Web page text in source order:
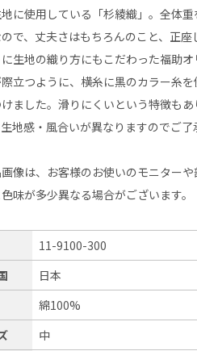
に使用している「杉綾織」。全体
で、丈夫さはもちろんのこと、正
生地の織り方にもこだわった福助
立つように、横糸に黒のカラー糸
けました。滑りにくいという特徴も
地感・風合いが異なりますのでご了
像は、お客様のお使いのモニター
味が多少異なる場合がございます。
11-9100-300
日本
綿100%
中